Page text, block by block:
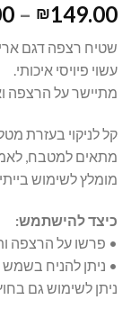
₪149.00
–
שטיח רצפה דגם
עשוי פיויסי איכותי.
מתיישר על הרצפה
קל לניקוי בעזרת
מתאים למטבח,
מומלץ לשימוש
כיצד להישתמש:
• פרשו על הרצפה
• ניתן להניח
ניתן לשימוש גם